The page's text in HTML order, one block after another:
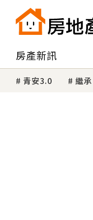
房產新訊
青安3.0 繼承